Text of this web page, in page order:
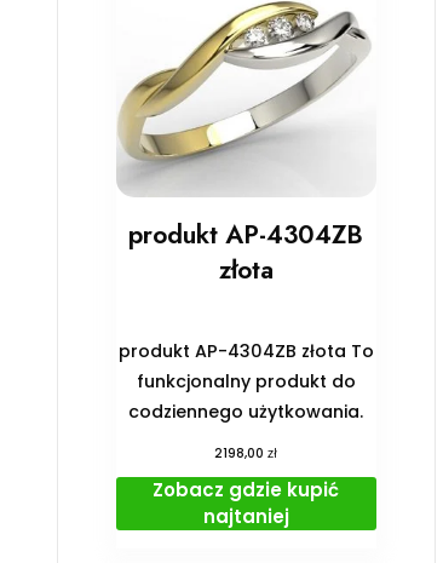
produkt AP-4304ZB
złota
produkt AP-4304ZB złota To
funkcjonalny produkt do
codziennego użytkowania.
2198,00zł
Zobacz gdzie kupić
najtaniej